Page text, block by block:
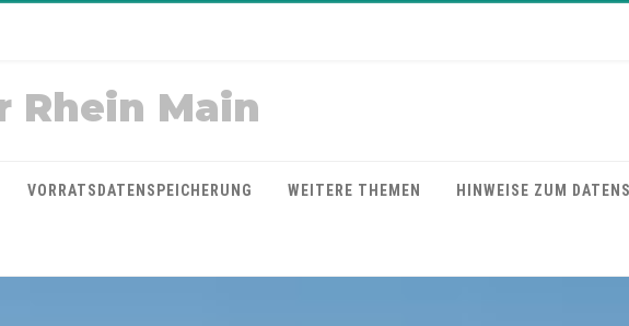
Rhein Main
VORRATSDATENSPEICHERUNG WEITERE THEMEN HINWEISE ZUM